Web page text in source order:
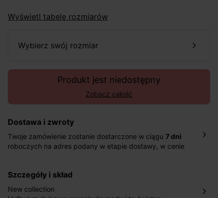
Wyświetl tabelę rozmiarów
wybierz swój rozmiar
Produkt jest niedostępny
Zobacz całość
Dostawa i zwroty
Twoje zamówienie zostanie dostarczone w ciągu 7 dni
roboczych na adres podany w etapie dostawy, w cenie
pośrednictwem DHL Express.
Nowość: Zamówienia dostarczamy w ciągu 4-6 dni
szczegóły i skład
New collection